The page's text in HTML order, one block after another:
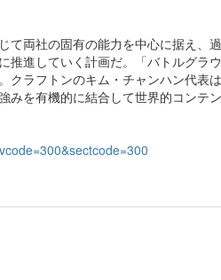
て両社の固有の能力を中心に据え、
推進していく計画だ。「バトルグラ
クラフトンのキム・チャンハン代表
みを有機的に結合して世界的コンテ